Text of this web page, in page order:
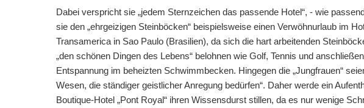
Dabei verspricht sie „jedem Sternzeichen das passende Hotel“, - wie
sie den „ehrgeizigen Steinböcken“ beispielsweise einen Verwöhnurlaub im
Transamerica in Sao Paulo (Brasilien), da sich die hart arbeitenden
„den schönen Dingen des Lebens“ belohnen wie Golf, Tennis und
Entspannung im beheizten Schwimmbecken. Hingegen die „Jungfrauen“
Wesen, die ständiger geistlicher Anregung bedürfen“. Daher werde ein
Boutique-Hotel „Pont Royal“ ihren Wissensdurst stillen, da es nur wenige